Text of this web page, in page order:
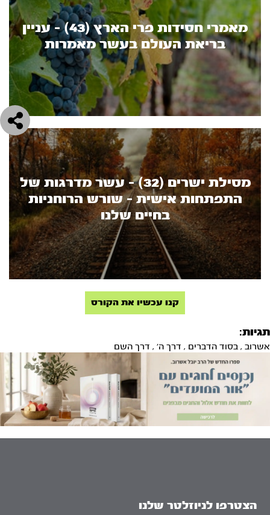
מאמרי חסידות פרי הארץ (43) - עניין
בריאת העולם בעשר מאמרות
מסילת ישרים (32) - עשר מדרגות של
התפתחות אישית - שורש הרוחניות
בחיים שלנו
קנו עכשיו את הקורס
תגיות:
אשרוב , בסוד הדברים , דרך ה' , דרך השם
הצטרפו לניוזלטר שלנו